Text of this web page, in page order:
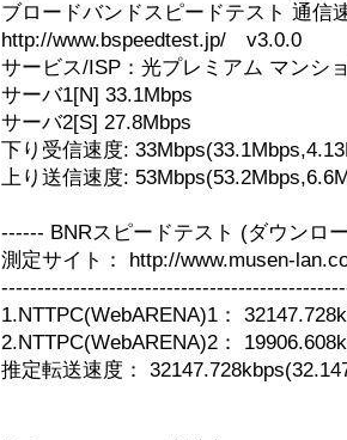
ブロードバンドスピードテスト 通信
http://www.bspeedtest.jp/ v3.0.0
サービス/ISP：光プレミアム マンシ
サーバ1[N] 33.1Mbps
サーバ2[S] 27.8Mbps
下り受信速度:
上り送信速度:
------ BNRスピードテスト (ダウンロ
測定サイト： http://www.musen-
1.NTTPC(WebARENA)1：
2.NTTPC(WebARENA)2：
推定転送速度：